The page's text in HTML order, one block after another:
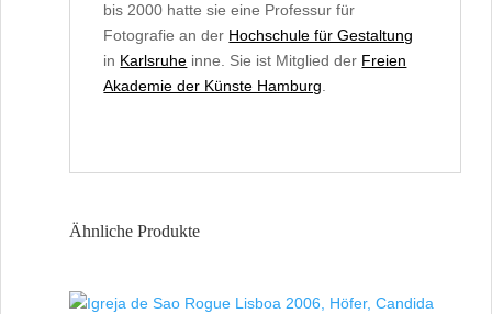
bis 2000 hatte sie eine Professur für
Fotografie an der Hochschule für Gestaltung
in Karlsruhe inne. Sie ist Mitglied der Freien
Akademie der Künste Hamburg
Ähnliche Produkte